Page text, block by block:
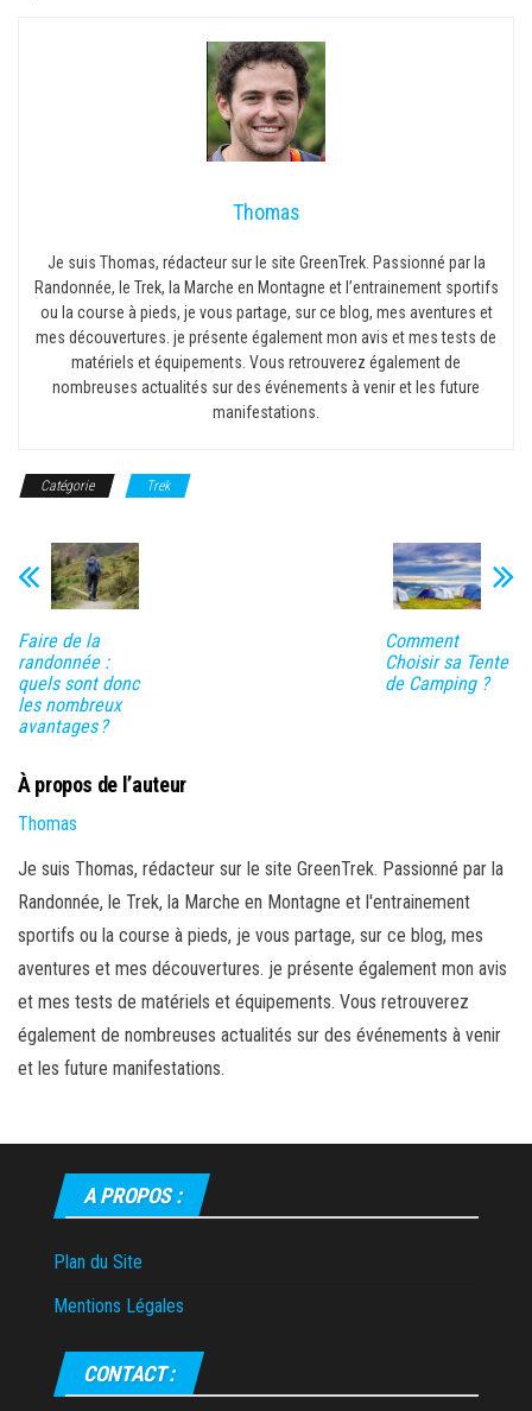
Thomas
Je suis Thomas, rédacteur sur le site GreenTrek. Passionné par la
Randonnée, le Trek, la Marche en Montagne et l’entrainement sportifs
ou la course à pieds, je vous partage, sur ce blog, mes aventures et
mes découvertures. je présente également mon avis et mes tests de
matériels et équipements. Vous retrouverez également de
nombreuses actualités sur des événements à venir et les future
manifestations.
Catégorie Trek
Faire de la
randonnée :
quels sont donc
les nombreux
avantages ?
Comment
Choisir sa Tente
de Camping ?
À propos de l’auteur
Thomas
Je suis Thomas, rédacteur sur le site GreenTrek. Passionné par la
Randonnée, le Trek, la Marche en Montagne et l'entrainement
sportifs ou la course à pieds, je vous partage, sur ce blog, mes
aventures et mes découvertures. je présente également mon avis
et mes tests de matériels et équipements. Vous retrouverez
également de nombreuses actualités sur des événements à venir
et les future manifestations.
A PROPOS :
Plan du Site
Mentions Légales
CONTACT :